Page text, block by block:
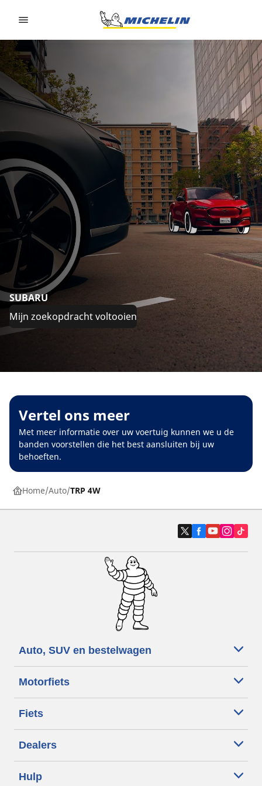
SUBARU
Mijn zoekopdracht voltooien
Vertel ons meer
Met meer informatie over uw voertuig kunnen we u de
banden voorstellen die het best aansluiten bij uw
behoeften.
Home Auto TRP 4W
Auto, SUV en bestelwagen
Motorfiets
Fiets
Dealers
Hulp